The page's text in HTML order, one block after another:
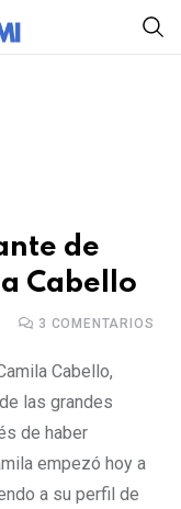
de
Cabello
3 COMENTARIOS
Cabello,
las grandes
de haber
empezó hoy a
a su perfil de